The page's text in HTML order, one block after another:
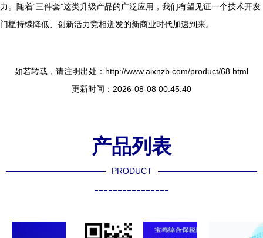
力。随着“三件套”这类升级产品的广泛应用，我们有望见证一个技术开发
门槛持续降低、创新活力竞相迸发的新商业时代加速到来。
如若转载，请注明出处：http://www.aixnzb.com/product/68.html
更新时间：2026-08-08 00:45:40
产品列表
PRODUCT
----------------